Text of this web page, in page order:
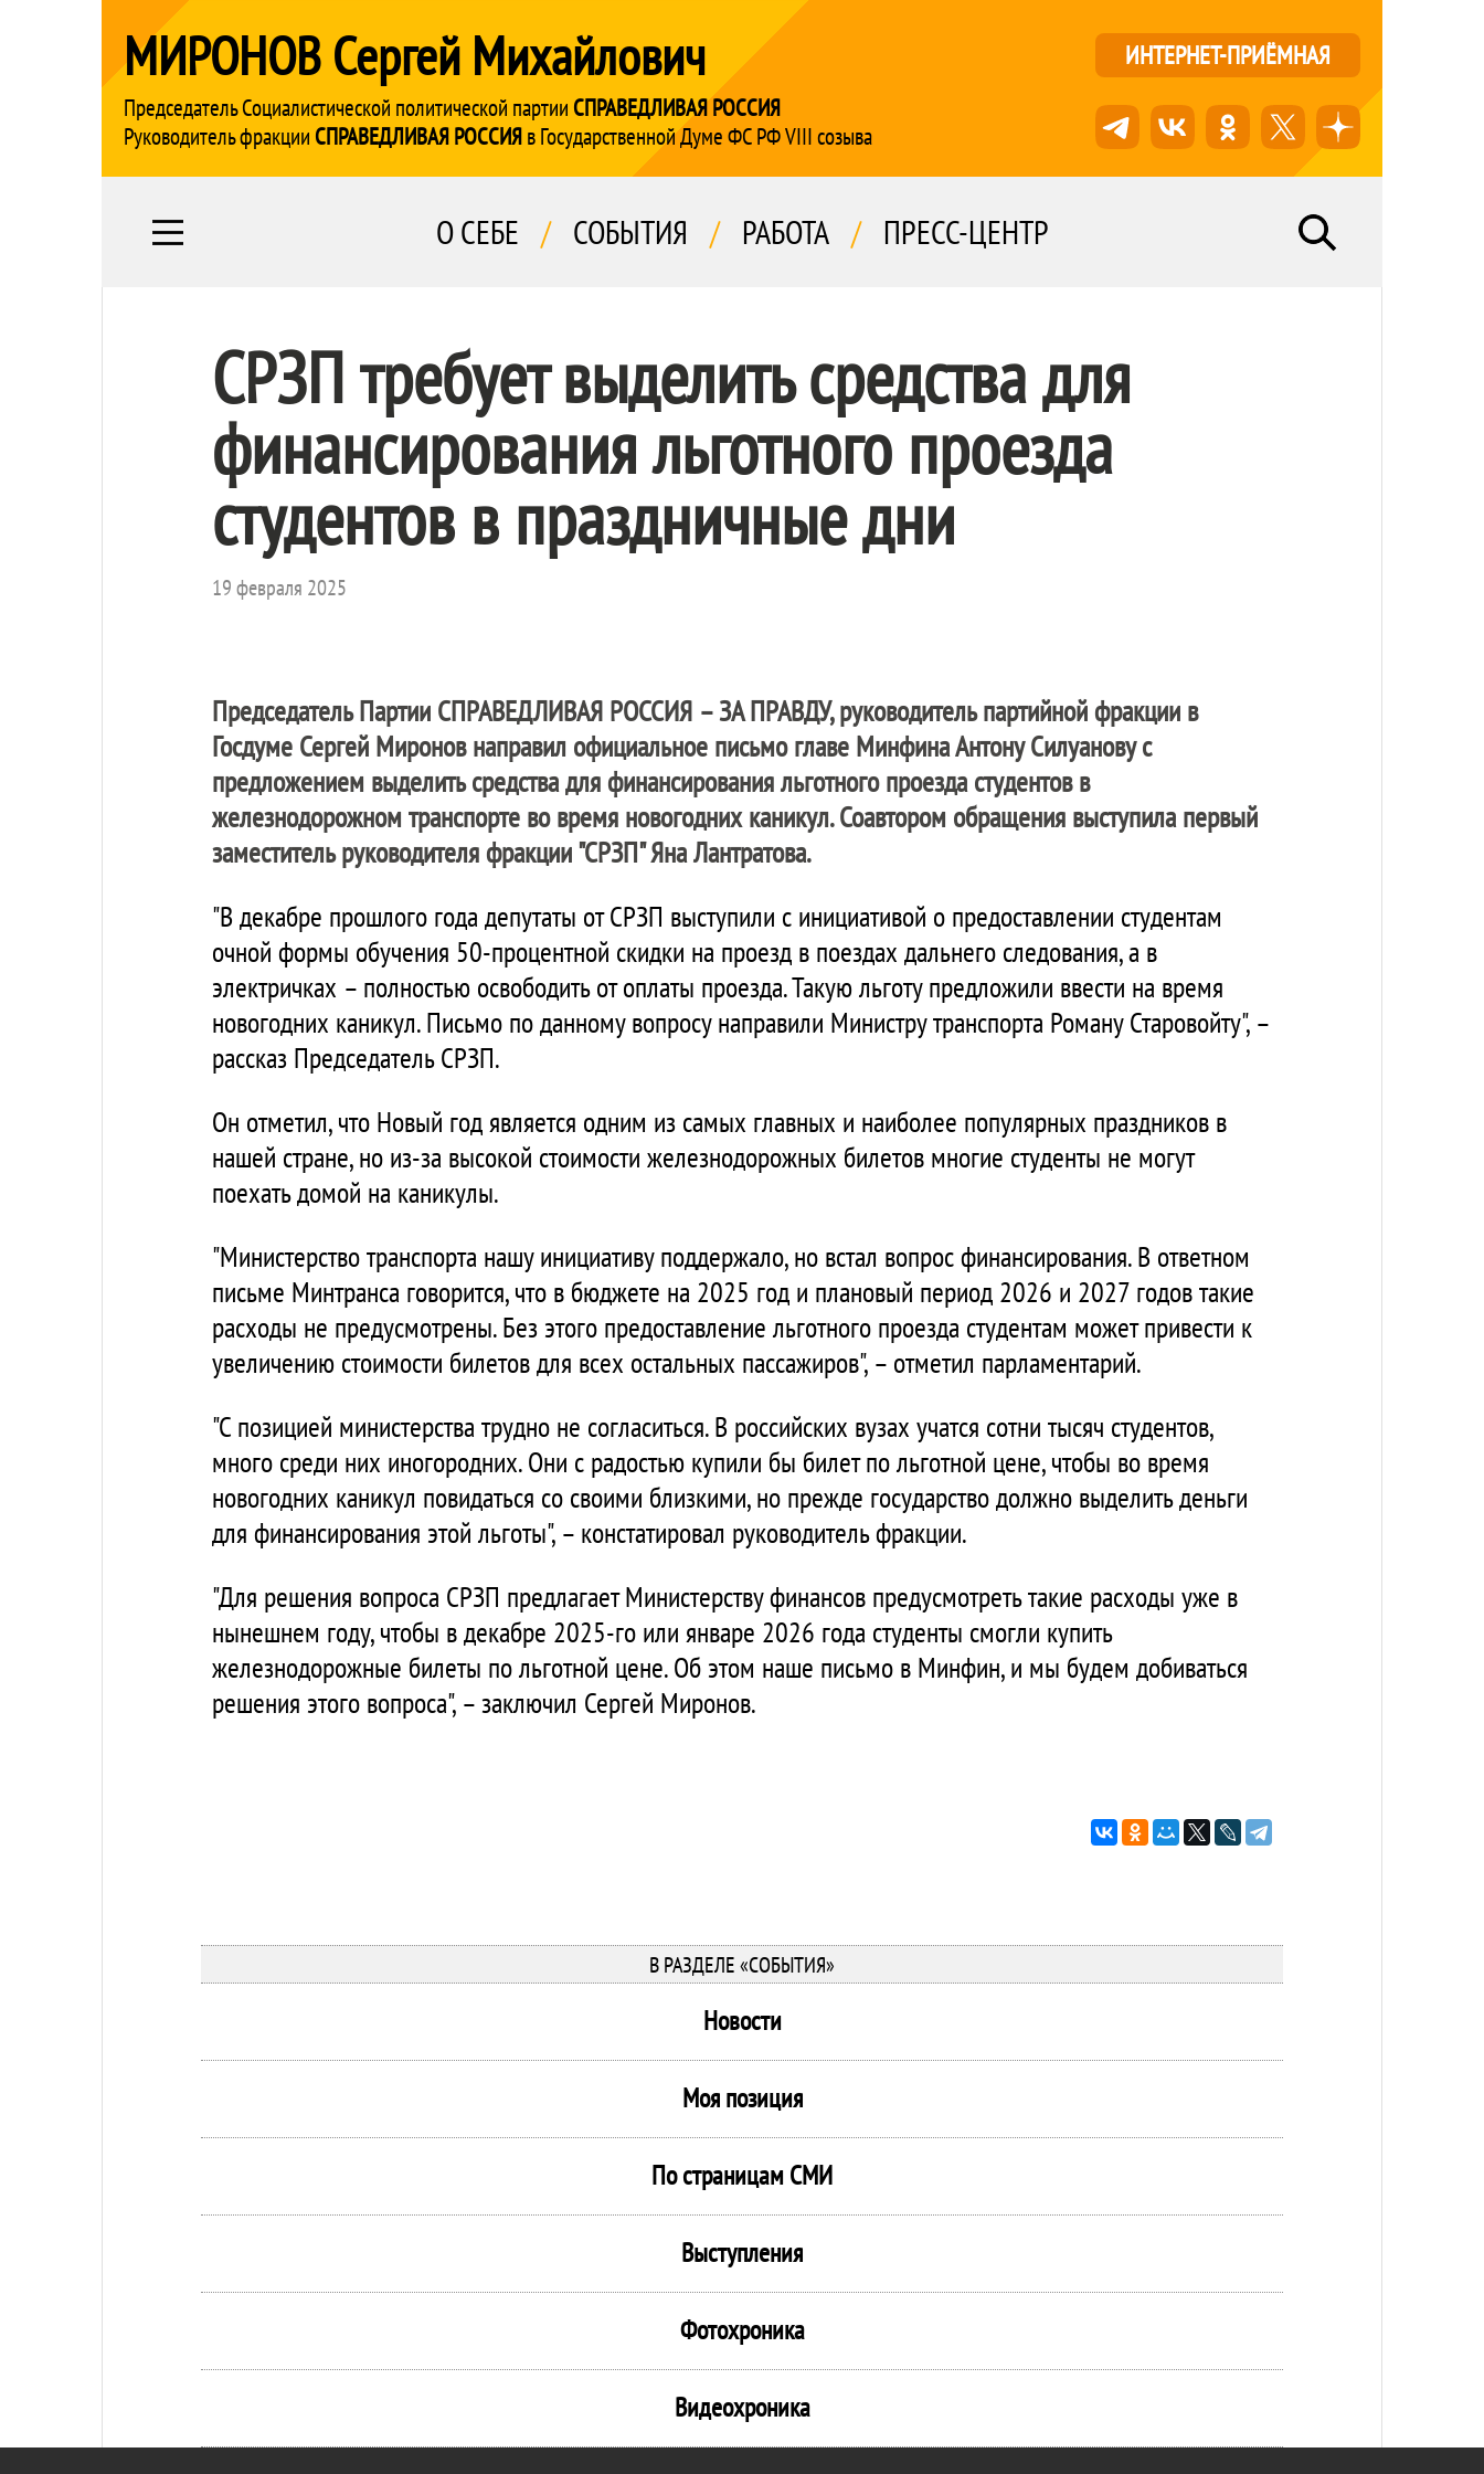
МИРОНОВ Сергей Михайлович
Председатель Социалистической политической партии СПРАВЕДЛИВАЯ РОССИЯ
Руководитель фракции СПРАВЕДЛИВАЯ РОССИЯв Государственной Думе ФС РФ VIII созыва
ИНТЕРНЕТ-ПРИЁМНАЯ
О СЕБЕ / СОБЫТИЯ / РАБОТА / ПРЕСС-ЦЕНТР
СРЗП требует выделить средства для
финансирования льготного проезда
студентов в праздничные дни
19 февраля 2025
Председатель Партии СПРАВЕДЛИВАЯ РОССИЯ – ЗА ПРАВДУ, руководитель партийной фракции в
Госдуме Сергей Миронов направил официальное письмо главе Минфина Антону Силуанову с
предложением выделить средства для финансирования льготного проезда студентов в
железнодорожном транспорте во время новогодних каникул. Соавтором обращения выступила первый
заместитель руководителя фракции "СРЗП" Яна Лантратова.
"В декабре прошлого года депутаты от СРЗП выступили с инициативой о предоставлении студентам
очной формы обучения 50-процентной скидки на проезд в поездах дальнего следования, а в
электричках – полностью освободить от оплаты проезда. Такую льготу предложили ввести на время
новогодних каникул. Письмо по данному вопросу направили Министру транспорта Роману Старовойту", –
рассказ Председатель СРЗП.
Он отметил, что Новый год является одним из самых главных и наиболее популярных праздников в
нашей стране, но из-за высокой стоимости железнодорожных билетов многие студенты не могут
поехать домой на каникулы.
"Министерство транспорта нашу инициативу поддержало, но встал вопрос финансирования. В ответном
письме Минтранса говорится, что в бюджете на 2025 год и плановый период 2026 и 2027 годов такие
расходы не предусмотрены. Без этого предоставление льготного проезда студентам может привести к
увеличению стоимости билетов для всех остальных пассажиров", – отметил парламентарий.
"С позицией министерства трудно не согласиться. В российских вузах учатся сотни тысяч студентов,
много среди них иногородних. Они с радостью купили бы билет по льготной цене, чтобы во время
новогодних каникул повидаться со своими близкими, но прежде государство должно выделить деньги
для финансирования этой льготы", – констатировал руководитель фракции.
"Для решения вопроса СРЗП предлагает Министерству финансов предусмотреть такие расходы уже в
нынешнем году, чтобы в декабре 2025-го или январе 2026 года студенты смогли купить
железнодорожные билеты по льготной цене. Об этом наше письмо в Минфин, и мы будем добиваться
решения этого вопроса", – заключил Сергей Миронов.
В РАЗДЕЛЕ «СОБЫТИЯ»
Новости
Моя позиция
По страницам СМИ
Выступления
Фотохроника
Видеохроника